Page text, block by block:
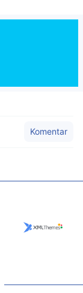
Komentar